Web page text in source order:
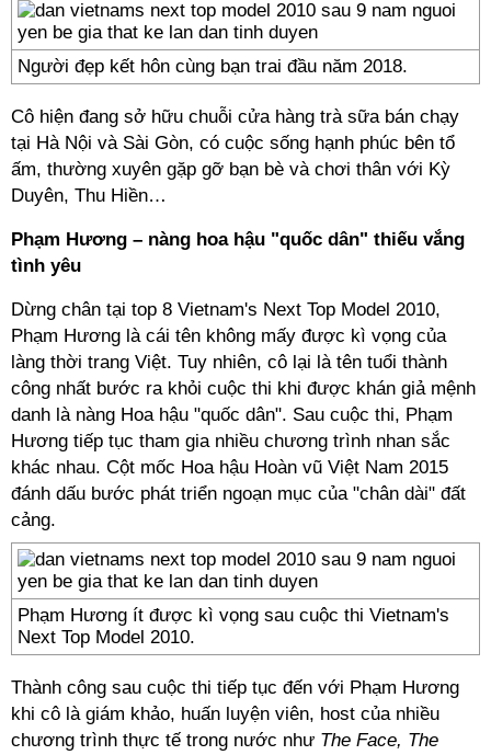
Người đẹp kết hôn cùng bạn trai đầu năm 2018.
Cô hiện đang sở hữu chuỗi cửa hàng trà sữa bán chạy
tại Hà Nội và Sài Gòn, có cuộc sống hạnh phúc bên tổ
ấm, thường xuyên gặp gỡ bạn bè và chơi thân với Kỳ
Duyên, Thu Hiền…
Phạm Hương – nàng hoa hậu "quốc dân" thiếu vắng
tình yêu
Dừng chân tại top 8 Vietnam's Next Top Model 2010,
Phạm Hương là cái tên không mấy được kì vọng của
làng thời trang Việt. Tuy nhiên, cô lại là tên tuổi thành
công nhất bước ra khỏi cuộc thi khi được khán giả mệnh
danh là nàng Hoa hậu "quốc dân". Sau cuộc thi, Phạm
Hương tiếp tục tham gia nhiều chương trình nhan sắc
khác nhau. Cột mốc Hoa hậu Hoàn vũ Việt Nam 2015
đánh dấu bước phát triển ngoạn mục của "chân dài" đất
cảng.
Phạm Hương ít được kì vọng sau cuộc thi Vietnam's
Next Top Model 2010.
Thành công sau cuộc thi tiếp tục đến với Phạm Hương
khi cô là giám khảo, huấn luyện viên, host của nhiều
chương trình thực tế trong nước như The Face, The